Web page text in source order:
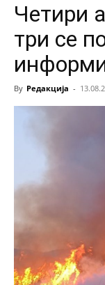
Четири
три се
By Редакција -